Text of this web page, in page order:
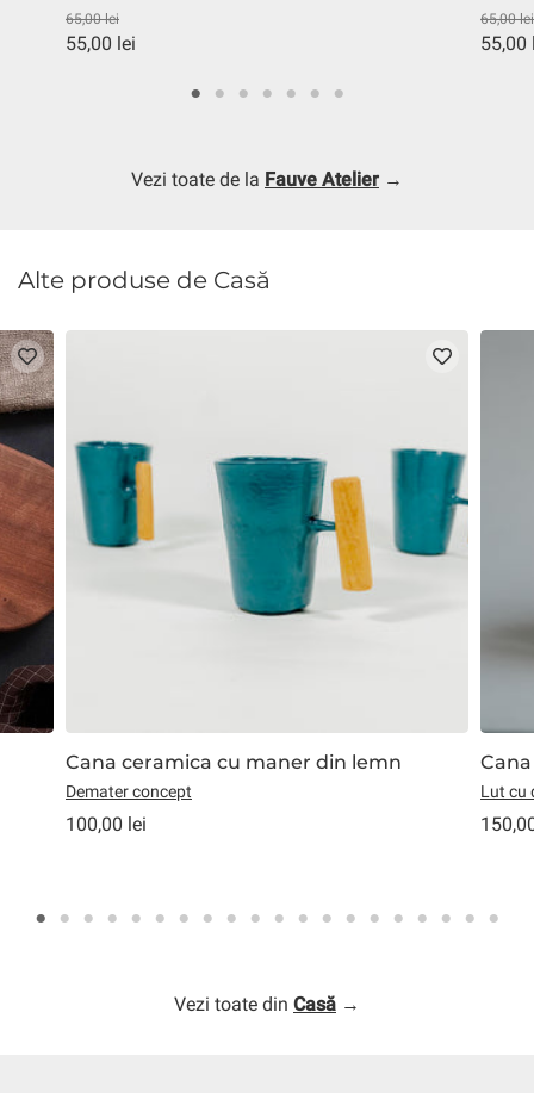
65,00 lei
55,00 lei
65,00 lei
55,00
Vezi toate de la Fauve Atelier →
Alte produse de Casă
Cana ceramica cu maner din lemn
Demater concept
100,00 lei
Lut cu
Vezi toate din Casă →